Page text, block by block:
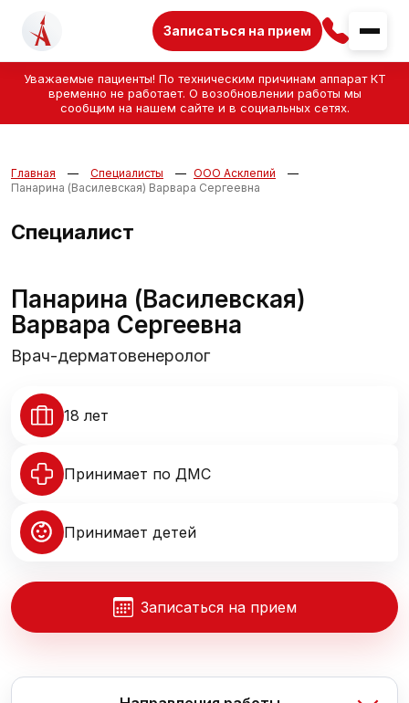
Уважаемые пациенты! По техническим причинам аппарат КТ
временно не работает. О возобновлении работы мы
сообщим на нашем сайте и в социальных сетях.
Записаться на прием
Главная Специалисты
ООО Асклепий
Панарина (Василевская) Варвара Сергеевна
Специалист
Панарина (Василевская)
Варвара Сергеевна
Врач-дерматовенеролог
18 лет
Принимает по ДМС
Принимает детей
Записаться на прием